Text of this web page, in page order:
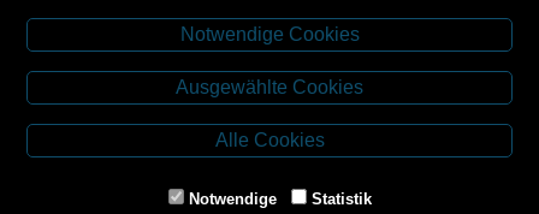
Kontakt
Budweiser Str. 3
3943 Schrems
Tel.: 02853/77239
Notwendige Cookies
Ausgewählte Cookies
Alle Cookies
Notwendige Statistik